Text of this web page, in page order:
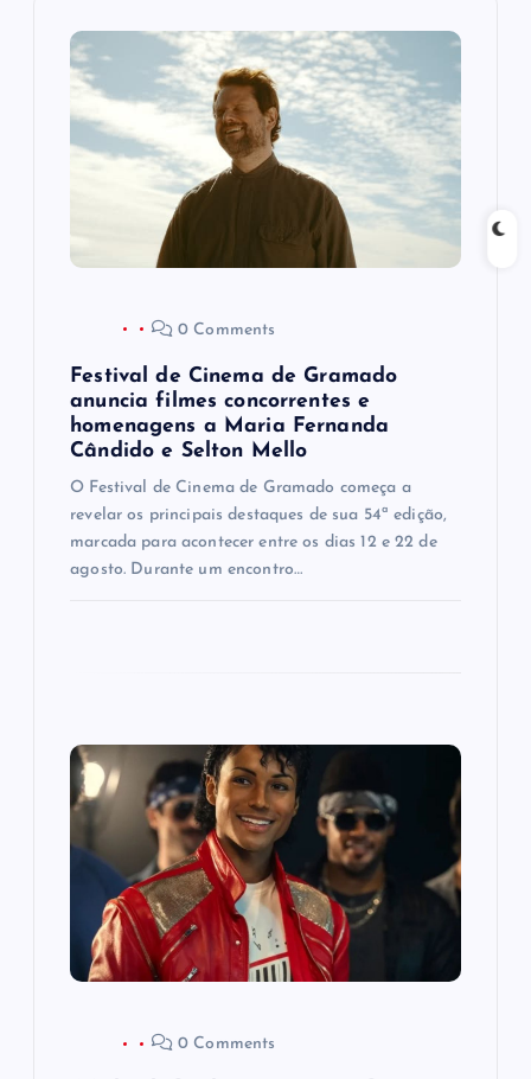
0 Comments
Festival de Cinema de Gramado
anuncia filmes concorrentes e
homenagens a Maria Fernanda
Cândido e Selton Mello
O Festival de Cinema de Gramado começa a
revelar os principais destaques de sua 54ª edição,
marcada para acontecer entre os dias 12 e 22 de
agosto. Durante um encontro…
0 Comments